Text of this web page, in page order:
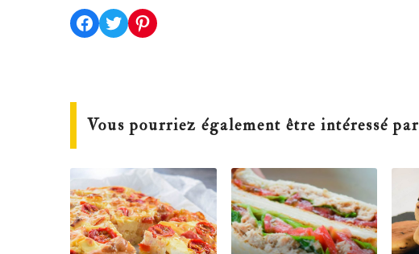
Partager cette recette sur Facebook
Partager cette recette sur TwitterEnregistrer cette recette sur Pinterest
Vous pourriez également être intéressé par